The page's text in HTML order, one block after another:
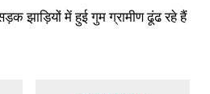
झाड़ियों में हुई गुम ग्रामीण ढूंढ रहे हैं